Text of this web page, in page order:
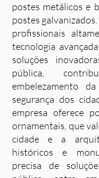
postes metálicos e
postes
profissionais
tecnologia
soluções
pública,
embelezamento
segurança dos
empresa oferece
ornamentais, que
cidade e a
históricos e
precisa de